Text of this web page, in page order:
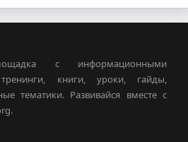
с информационными
книги, уроки, гайды,
тематики. Развивайся вместе с